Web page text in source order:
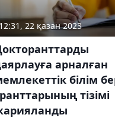
12:31, 22 қазан 2023
арналған
білім
тізімі